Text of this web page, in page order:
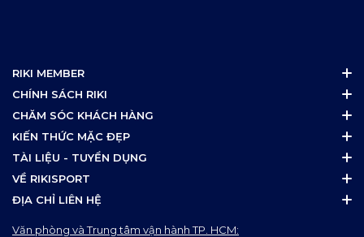
RIKI MEMBER
CHÍNH SÁCH RIKI
CHĂM SÓC KHÁCH HÀNG
KIẾN THỨC MẶC ĐẸP
TÀI LIỆU - TUYỂN DỤNG
VỀ RIKISPORT
ĐỊA CHỈ LIÊN HỆ
Văn phòng và Trung tâm vận hành TP. HCM: